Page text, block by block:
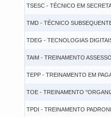
TSESC - TÉCNICO EM
TMD - TÉCNICO
TDEG - TECNOLOGIAS
TAIM - TREINAMENTO
TEPP - TREINAMENTO EM
TOE - TREINAMENTO
TPDI - TREINAMENTO